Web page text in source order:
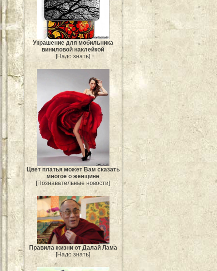
Украшение для мобильника
виниловой наклейкой
[Надо знать]
Цвет платья может Вам сказать
многое о женщине
[Познавательные новости]
Правила жизни от Далай Лама
[Надо знать]